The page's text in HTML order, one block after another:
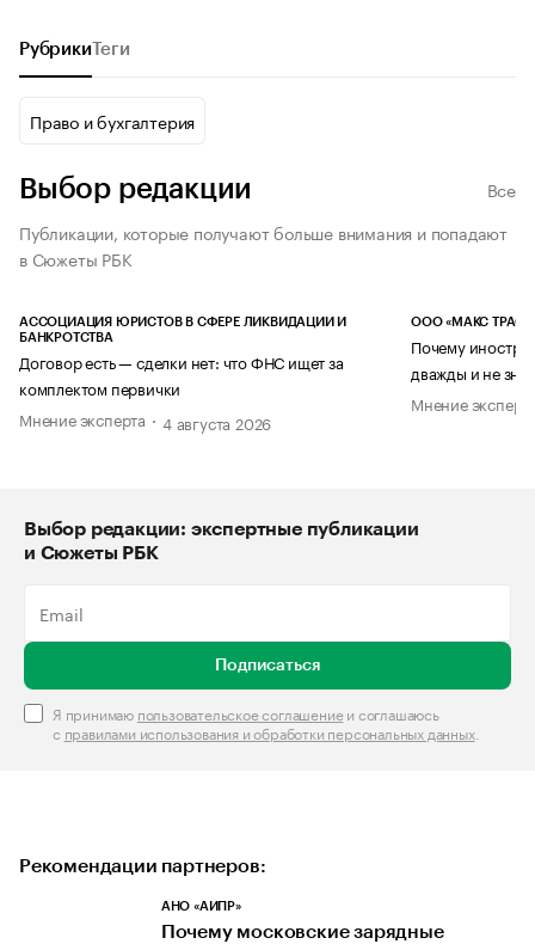
Рубрики Теги
Право и бухгалтерия
Выбор редакции
Все
Публикации, которые получают больше внимания и попадают
в Сюжеты РБК
АССОЦИАЦИЯ ЮРИСТОВ В СФЕРЕ ЛИКВИДАЦИИ И
БАНКРОТСТВА
Договор есть — сделки нет: что ФНС ищет за
комплектом первички
Мнение эксперта
4 августа 2026
ООО «МАКС ТРАСТ»
Почему
дважды и не
Мнение
Выбор редакции: экспертные публикации
и Сюжеты РБК
Подписаться
Я принимаю пользовательское соглашениеи соглашаюсь
с правилами использования и обработки персональных данных.
Рекомендации партнеров:
АНО «АИПР»
Почему московские зарядные